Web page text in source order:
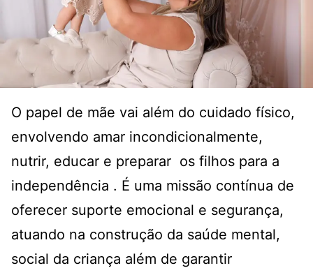
O papel de mãe vai além do cuidado físico,
envolvendo amar incondicionalmente,
nutrir, educar e preparar os filhos para a
independência . É uma missão contínua de
oferecer suporte emocional e segurança,
atuando na construção da saúde mental,
social da criança além de garantir